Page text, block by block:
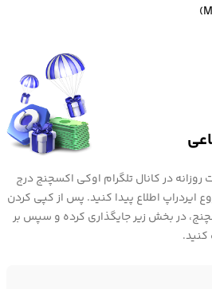
ویلیامز فارغ التحصیل کالج کینگ لندن
بنیاد دفینیتی عرضه شد یک سازمان
در زوریخ سوئیس ، متشکل از بهترین
در کانال تلگرام اوکی اکسچنج درج
ایردراپ اطلاع پیدا کنید. پس از کپی کردن
در بخش زیر جایگذاری کرده و سپس بر